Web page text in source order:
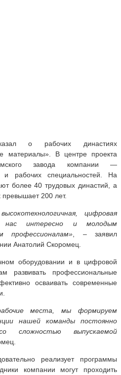
о рабочих династиях
материалы». В центре проекта
завода компании —
и рабочих специальностей. На
более 40 трудовых династий, а
200 лет.
цифровая
нас интересно и молодым
, – заявил
Анатолий Скоромец.
оборудовании и в цифровой
развивать профессиональные
осваивать современные
места, мы формируем
нашей команды постоянно
сложностью выпускаемой
реализует программы
компании могут проходить